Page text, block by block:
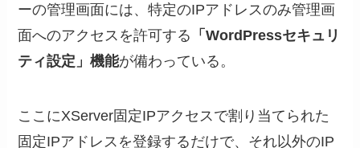
ーの管理画面には、特定のIPアドレスのみ管理画
面へのアクセスを許可する 「WordPressセキュリ
ティ設定」機能が備わっている。
ここにXServer固定IPアクセスで割り当てられた
固定IPアドレスを登録するだけで、それ以外のIP